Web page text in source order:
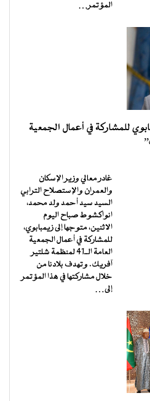
المؤتمر…
للمشاركة في أعمال الجمعية
غادر معالي وزير الإسكان
والعمران والإستصلاح الترابي
السيد سيد أحمد ولد محمد،
انواكشوط صباح اليوم
الاثنين، متوجها إلى زيمبابوي،
للمشاركة في أعمال الجمعية
العامة الــ41 لمنظمة شلتير
آفريك. وتهدف بلادنا من
خلال مشاركتها في هذا المؤتمر
إلى…